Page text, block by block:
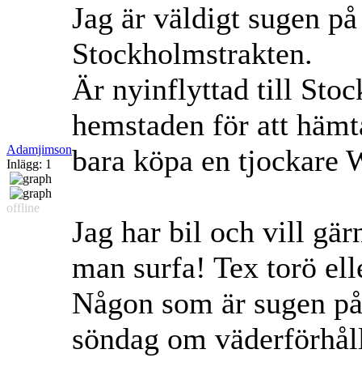
Adamjimson
Inlägg: 1
offline
Jag är väldigt sugen
Stockholmstrakten.
Är nyinflyttad till
hemstaden för att
bara köpa en tjockare
Jag har bil och vill
man surfa! Tex torö
Någon som är sugen
söndag om